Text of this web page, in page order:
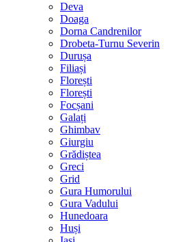
Deva
Doaga
Dorna Candrenilor
Drobeta-Turnu Severin
Durușa
Filiași
Florești
Florești
Focșani
Galați
Ghimbav
Giurgiu
Grădiștea
Greci
Grid
Gura Humorului
Gura Vadului
Hunedoara
Huși